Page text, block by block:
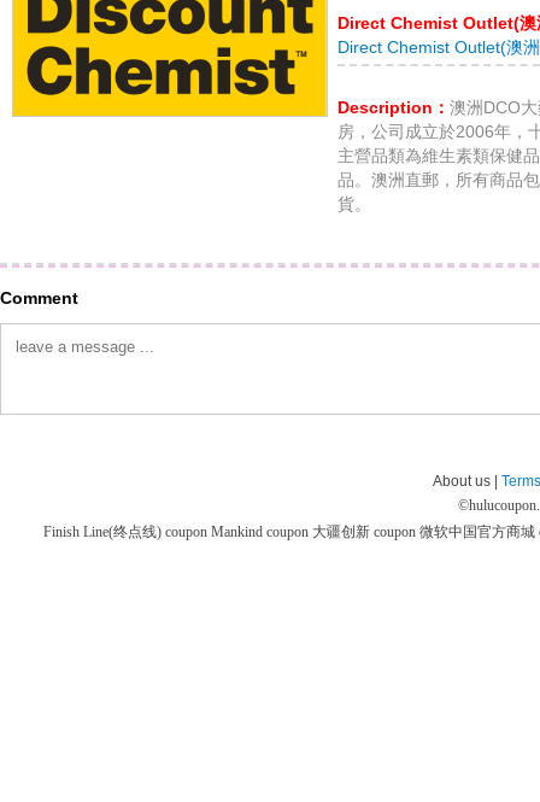
Direct Chemist Outlet(
Direct Chemist Outlet(澳
Description： 澳洲DCO
房，公司成立於2006年，
主營品類為維生素類保健
品。澳洲直郵，所有商品
貨。
Comment
About us |
©
Finish Line(终点线) coupon Mankind coupon 大疆创新 coupon 微软中国官方商城